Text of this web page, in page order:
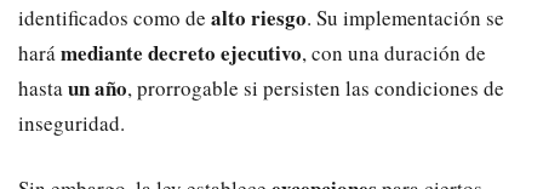
identificados como de alto riesgo. Su implementación se
harámediante decreto ejecutivo, con una duración de
hastaun año, prorrogable si persisten las condiciones de
inseguridad.